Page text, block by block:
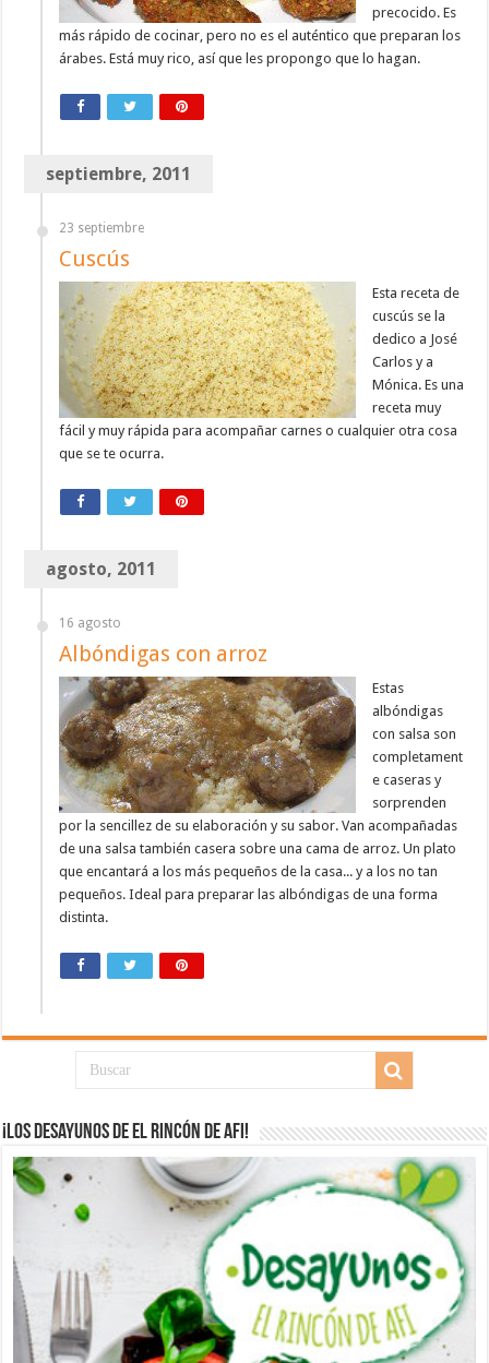
precocido. Es
más rápido de cocinar, pero no es el auténtico que preparan los
árabes. Está muy rico, así que les propongo que lo hagan.
septiembre, 2011
23 septiembre
Cuscús
Esta receta de
cuscús se la
dedico a José
Carlos y a
Mónica. Es una
receta muy
fácil y muy rápida para acompañar carnes o cualquier otra cosa
que se te ocurra.
agosto, 2011
16 agosto
Albóndigas con arroz
Estas
albóndigas
con salsa son
completament
e caseras y
sorprenden
por la sencillez de su elaboración y su sabor. Van acompañadas
de una salsa también casera sobre una cama de arroz. Un plato
que encantará a los más pequeños de la casa... y a los no tan
pequeños. Ideal para preparar las albóndigas de una forma
distinta.
¡Los desayunos de El Rincón de Afi!